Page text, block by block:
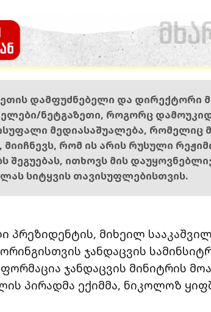
დამფუძნებელი და დირექტორი
ნეტგაზეთი, როგორც
მედიასაშუალება, რომელიც
მიიჩნევს, რომ ის არის რუსული
შეგუებას, ითხოვს მის
სიტყვის თავისუფლებისთვის.
მიხეილ
ჯანდაცვის
ჯანდაცვის მინიტრის
პირადმა ექიმმა, ნიკოლოზ